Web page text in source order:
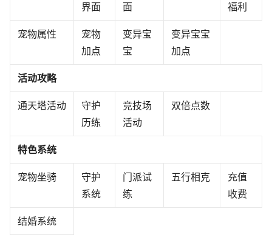
界面
面
福利‍‍‍
宠物属性
宠物
加点
变异宝
宝
变异宝宝
加点
活动攻略
通天塔活动
守护
历练
竞技场
活动
双倍点数
‍特色系统
宠物坐骑
守护
系统
门派试
练
五行相克
充值
收费
结婚系统